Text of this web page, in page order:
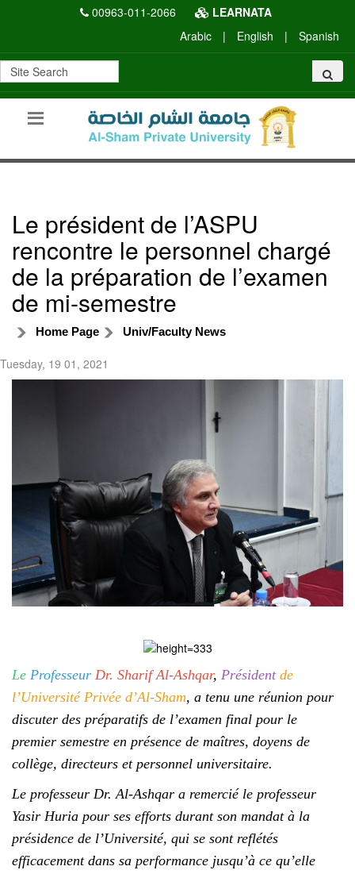
00963-011-2066
LEARNATA
Arabic
| English | Spanish
Le président de l’ASPU
rencontre le personnel chargé
de la préparation de l’examen
de mi-semestre
Home Page Univ/Faculty News
Tuesday, 19 01, 2021
Le Professeur Dr. Sharif Al-Ashqar, Président de
l’Université Privée d’Al-Sham, a tenu une réunion pour
discuter des préparatifs de l’examen final pour le
premier semestre en présence de maîtres, doyens de
collège, directeurs et personnel universitaire.
Le professeur Dr. Al-Ashqar a remercié le professeur
Yasir Huria pour ses efforts durant son mandat à la
présidence de l’Université, qui se sont reflétés
efficacement dans sa performance jusqu’à ce qu’elle